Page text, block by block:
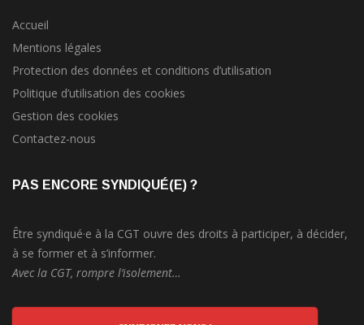
Accueil
Mentions légales
Protection des données et conditions d’utilisation
Politique d’utilisation des cookies
Gestion des cookies
Contactez-nous
PAS ENCORE SYNDIQUÉ(E) ?
Être syndiqué·e à la CGT ouvre des droits à participer, à décider,
à se former et à s’informer.
Avec la CGT, rompre l’isolement…